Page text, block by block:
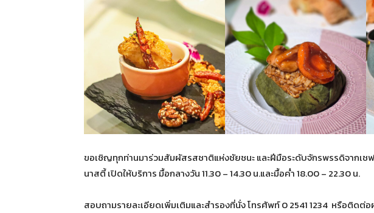
ขอเชิญทุกท่านมาร่วมสัมผัสรสชาติแห่งชัยชนะ และฝีมือระดับจักรพรรดิจากเช
นาสตี้ เปิดให้บริการ มื้อกลางวัน 11.30 – 14.30 น.และมื้อค่ำ 18.00 – 22.30 น.
สอบถามรายละเอียดเพิ่มเติมและสำรองที่นั่ง โทรศัพท์ 0 2541 1234 หรือติดต่อ